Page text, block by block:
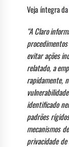
Veja íntegra
“A Claro
evitar ações
relatado, a
rapidamente,
identificado
padrões
mecanismos
privacidade